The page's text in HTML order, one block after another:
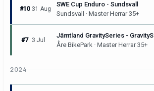
#10 31 Aug
SWE Cup Enduro - Sundsvall
Sundsvall · Master Herrar 35+
#7 3 Jul
Åre BikePark · Master Herrar 35+
2024